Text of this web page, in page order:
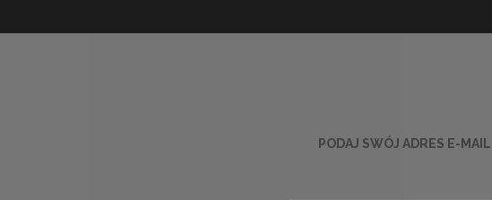
PODAJ SWÓJ ADRES E-